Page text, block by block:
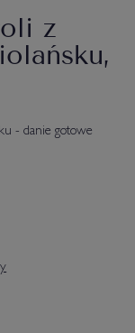
z
- danie gotowe